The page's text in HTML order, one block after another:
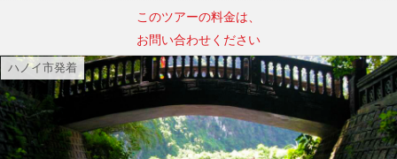
このツアーの料金は、
お問い合わせください
ハノイ市発着